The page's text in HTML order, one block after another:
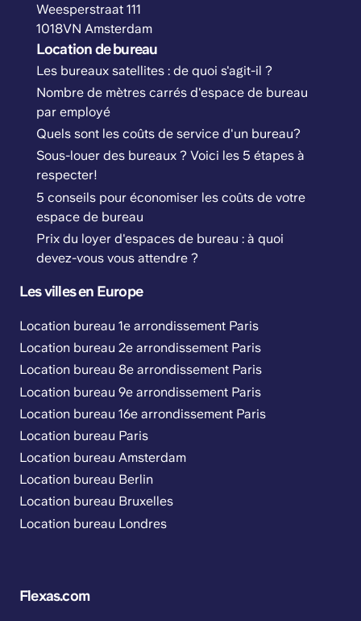
Weesperstraat 111
1018VN Amsterdam
Location de bureau
Les bureaux satellites : de quoi s'agit-il ?
Nombre de mètres carrés d'espace de bureau
par employé
Quels sont les coûts de service d'un bureau?
Sous-louer des bureaux ? Voici les 5 étapes à
respecter!
5 conseils pour économiser les coûts de votre
espace de bureau
Prix du loyer d'espaces de bureau : à quoi
devez-vous vous attendre ?
Les villes en Europe
Location bureau 1e arrondissement Paris
Location bureau 2e arrondissement Paris
Location bureau 8e arrondissement Paris
Location bureau 9e arrondissement Paris
Location bureau 16e arrondissement Paris
Location bureau Paris
Location bureau Amsterdam
Location bureau Berlin
Location bureau Bruxelles
Location bureau Londres
Flexas.com